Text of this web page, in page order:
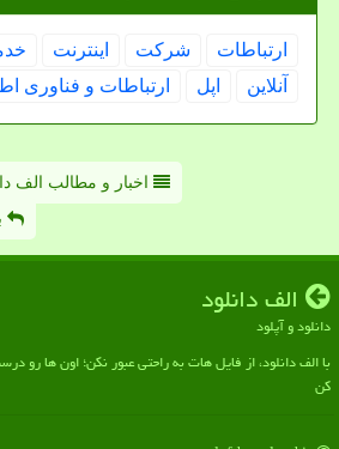
ارتباطات شركت اینترنت
آنلاین
اپل ارتباطات و فناوری
اخبار و مطالب الف
الف دانلود
دانلود و آپلود
با الف دانلود، از فایل هات به راحتی عبور نکن؛ اون ها
کن